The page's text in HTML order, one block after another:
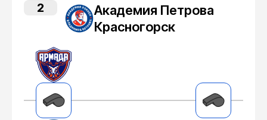
2
Академия Петрова
Красногорск